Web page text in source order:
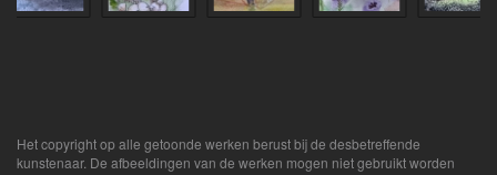
Het copyright op alle getoonde werken berust bij de desbetreffende
kunstenaar. De afbeeldingen van de werken mogen niet gebruikt worden